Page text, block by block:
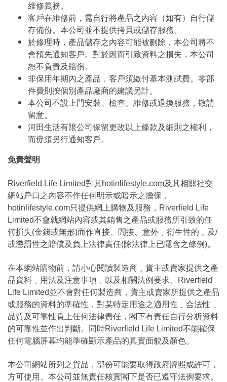
維修義務。
客戶在維修前，需自行將產品之內容（如有）自行儲
存備份。本公司並不提供拷貝或儲存服務。
於修理時，產品儲存之內容可能被刪除，本公司將不
會預先通知客戶。對於因而引致資料之損失，本公司
恕不負責及賠償。
非保用年期內之產品，客戶須繳付基本測試費。零部
件費則按個別產品廠商的建議另計。
本公司不設上門安裝、檢查、維修或退換服務，敬請
留意。
河田生活有限公司保留更改以上條款及細則之權利，
而毋須另行通知客戶。
免責聲明
Riverfield Life Limited對其hotinlifestyle.com及其相關社交
網站戶口之內容不作任何明示或暗示之擔保，
hotinlifestyle.com只提供網上購物及服務，Riverfield Life
Limited不會就網站內容或其銷售之產品或服務所引致的任
何損失(金錢或無形)而作直接、間接、意外﹑衍生性的﹑及/
或懲罰性之賠償及負上法律責任(除法律上已隱含之條例)。
在本網站購物前，請小心閱讀製造商﹑貨主或賣家提供之產
品資料﹑用法及注意事項﹑以及相關法例要求。Riverfield
Life Limited並不會對任何製造商，貨主或賣家所提供之產品
或服務的資料的準確性，對某特定用途之適用性﹑合法性﹑
品質及可靠性負上任何法律責任，閣下有責任自行分析資料
的可靠性並作出判斷。同時Riverfield Life Limited不能確保
任何電腦屏幕均能準確顯示產品的真實面貌及顏色。
本公司網站所列之貨品，部份可能要取得政府牌照或許可，
方可使用。本公司並無責任核實閣下是否已遵守法例要求。